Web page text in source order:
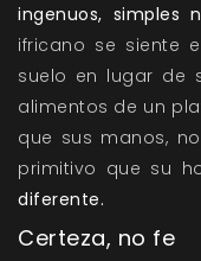
ingenuos, simples
ifricano se siente
suelo en lugar de
alimentos de un
que sus manos,
primitivo que su
diferente.
Certeza, no fe